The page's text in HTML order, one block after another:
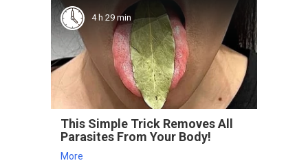
4 h 29 min
This Simple Trick Removes All
Parasites From Your Body!
More